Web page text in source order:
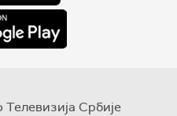
Телевизија Србије